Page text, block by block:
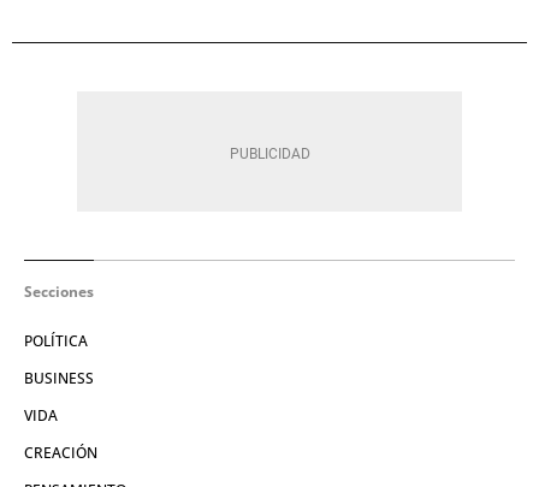
Secciones
POLÍTICA
BUSINESS
VIDA
CREACIÓN